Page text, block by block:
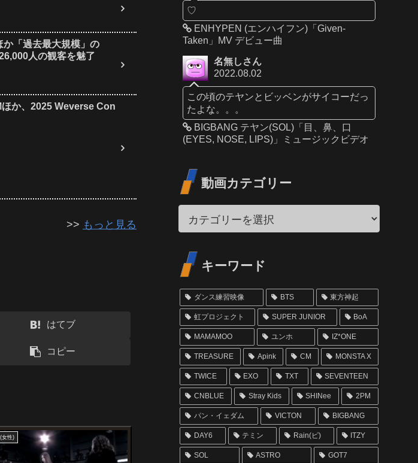
「過去最大規模」の
人の観客を魅了
か、2025 Weverse Con
>> もっと見る
はてブ
コピー
女性)
♡
ENHYPEN (エンハイフン)「Given-
Taken」MV デビュー曲
名無しさん
2022.08.02
この頃のテヤンとビッベンがサイコーだっ
たよな。。。
BIGBANG テヤン(SOL)「目、鼻、口
(EYES, NOSE, LIPS)」ミュージックビデオ
動画カテゴリー
キーワード
ダンス練習映像 BTS 東方神起
虹プロジェクト SUPER JUNIOR BoA
MAMAMOO ユンホ IZ*ONE
TREASURE Apink CM MONSTA X
TWICE EXO TXT SEVENTEEN
CNBLUE Stray Kids SHINee 2PM
パン・イェダム VICTON BIGBANG
DAY6 テミン Rain(ピ) ITZY
SOL ASTRO GOT7